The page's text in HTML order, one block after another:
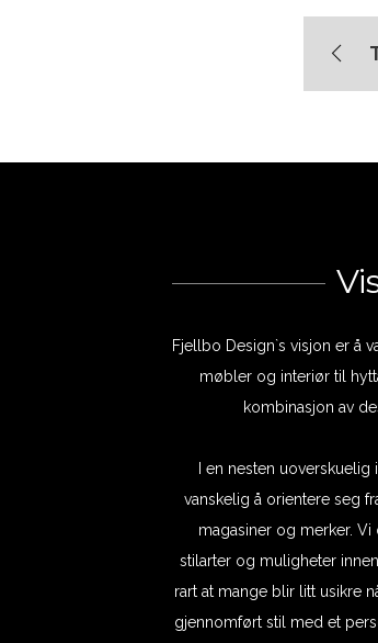
Fjellbo Design`s visjon er å
møbler og interiør til
kombinasjon av
I en nesten
vanskelig å orientere seg
magasiner og merker.
stilarter og muligheter
rart at mange blir litt usikre
gjennomført stil med et